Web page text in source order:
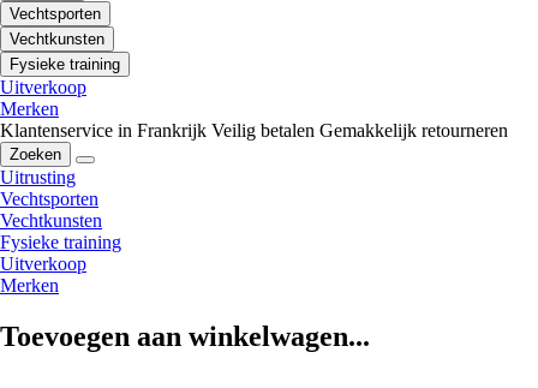
Vechtsporten
Vechtkunsten
Fysieke training
Uitverkoop
Merken
Klantenservice in Frankrijk Veilig betalen Gemakkelijk retourneren
Zoeken
Uitrusting
Vechtsporten
Vechtkunsten
Fysieke training
Uitverkoop
Merken
Toevoegen aan winkelwagen...